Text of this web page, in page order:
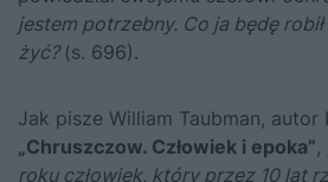
jestem potrzebny. Co ja będę
żyć? (s. 696).
Jak pisze William Taubman, autor
„Chruszczow. Człowiek i epoka”,
roku człowiek, który przez 10 lat